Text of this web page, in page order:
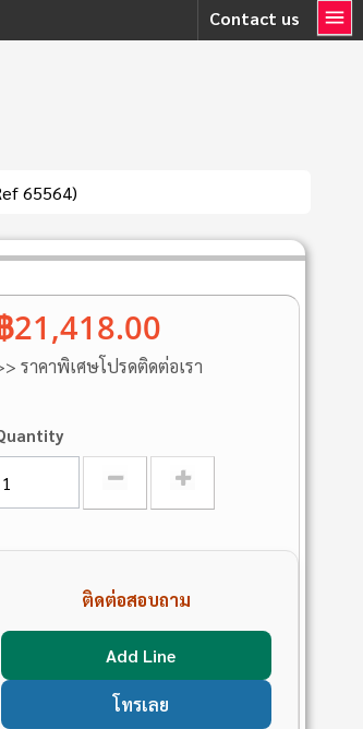
Contact us
65564)
21,418.00
ราคาพิเศษโปรดติดต่อเรา
ติดต่อสอบถาม
Add Line
โทรเลย